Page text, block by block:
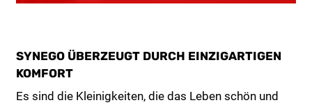
SYNEGO ÜBERZEUGT DURCH EINZIGARTIGEN
KOMFORT
Es sind die Kleinigkeiten, die das Leben schön und